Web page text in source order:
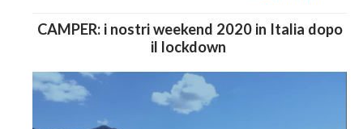
CAMPER: i nostri weekend 2020 in Italia dopo
il lockdown